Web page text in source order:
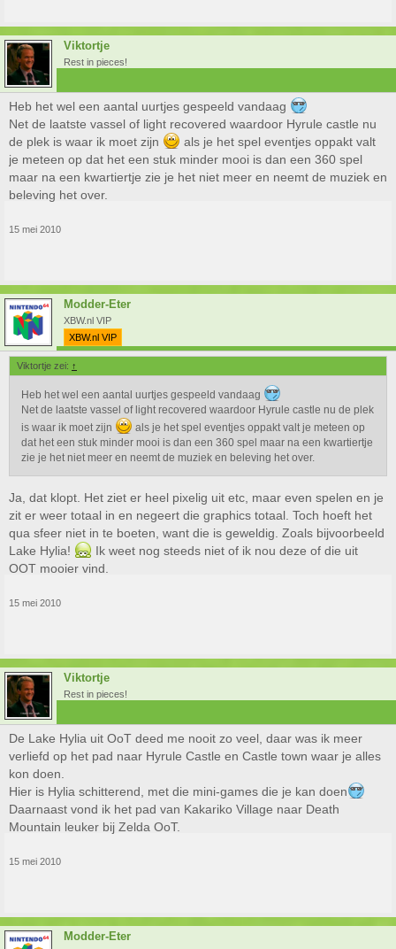
Viktortje
Rest in pieces!
Heb het wel een aantal uurtjes gespeeld vandaag
Net de laatste vassel of light recovered waardoor Hyrule castle nu
de plek is waar ik moet zijn
als je het spel eventjes oppakt valt
je meteen op dat het een stuk minder mooi is dan een 360 spel
maar na een kwartiertje zie je het niet meer en neemt de muziek en
beleving het over.
15 mei 2010
Modder-Eter
XBW.nl VIP
XBW.nl VIP
Viktortje zei: ↑
Heb het wel een aantal uurtjes gespeeld vandaag
Net de laatste vassel of light recovered waardoor Hyrule castle nu de plek
is waar ik moet zijn
als je het spel eventjes oppakt valt je meteen op
dat het een stuk minder mooi is dan een 360 spel maar na een kwartiertje
zie je het niet meer en neemt de muziek en beleving het over.
Ja, dat klopt. Het ziet er heel pixelig uit etc, maar even spelen en je
zit er weer totaal in en negeert die graphics totaal. Toch hoeft het
qua sfeer niet in te boeten, want die is geweldig. Zoals bijvoorbeeld
Lake Hylia!
Ik weet nog steeds niet of ik nou deze of die uit
OOT mooier vind.
15 mei 2010
Viktortje
Rest in pieces!
De Lake Hylia uit OoT deed me nooit zo veel, daar was ik meer
verliefd op het pad naar Hyrule Castle en Castle town waar je alles
kon doen.
Hier is Hylia schitterend, met die mini-games die je kan doen
Daarnaast vond ik het pad van Kakariko Village naar Death
Mountain leuker bij Zelda OoT.
15 mei 2010
Modder-Eter